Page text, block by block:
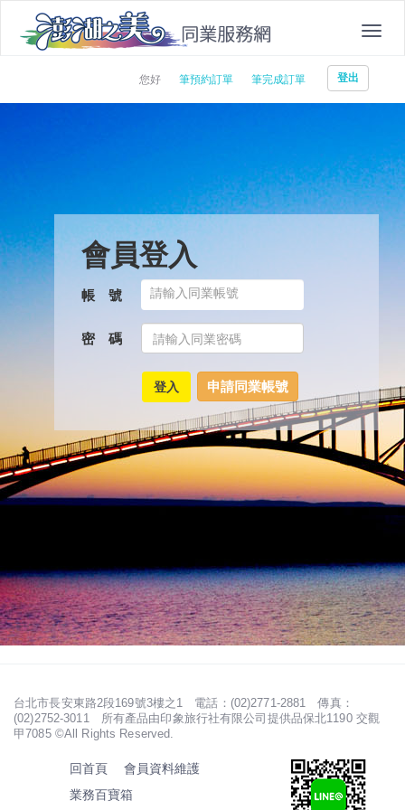
您好 筆預約訂單 筆完成訂單 登出
會員登入
帳 號
密 碼
台北市長安東路2段169號3樓之1 電話：(02)2771-2881 傳真：
(02)2752-3011 所有產品由印象旅行社有限公司提供品保北1190 交觀
甲7085 ©All Rights Reserved.
回首頁
會員資料維護
業務百寶箱